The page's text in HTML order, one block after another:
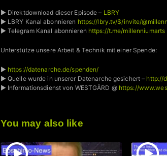
► Direktdownload dieser Episode – LBRY
► LBRY Kanal abonnieren https://lbry.tv/$/invite/
► Telegram Kanal abonnieren https://t.me/millenniumarts
Unterstütze unsere Arbeit & Technik mit einer Spende:
► https://datenarche.de/spenden/
► Quelle wurde in unserer Datenarche gesichert – http://
► Informationsdienst von WESTGÅRD @ https://
You may also like